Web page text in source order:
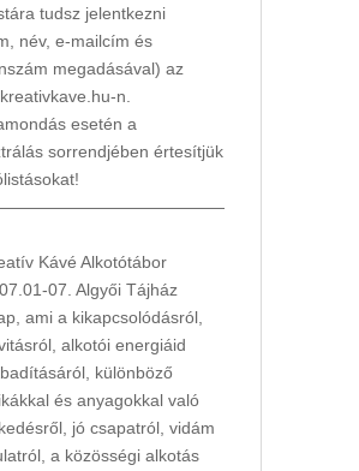
tudsz jelentkezni
név, e-mailcím és
megadásával) az
n.
esetén a
sorrendjében értesítjük
Kávé Alkotótábor
07. Algyői Tájház
ami a kikapcsolódásról,
alkotói energiáid
különböző
és anyagokkal való
jó csapatról, vidám
a közösségi alkotás